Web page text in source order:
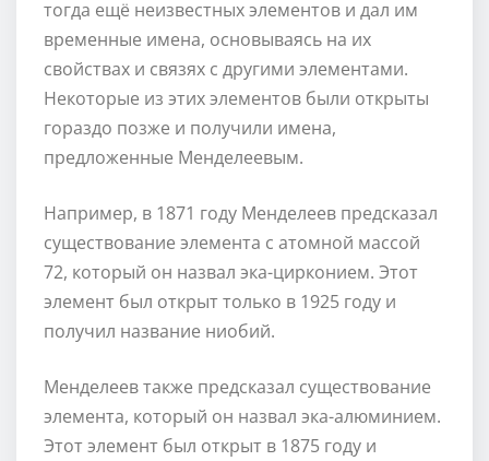
тогда ещё неизвестных элементов и дал им
временные имена, основываясь на их
свойствах и связях с другими элементами.
Некоторые из этих элементов были открыты
гораздо позже и получили имена,
предложенные Менделеевым.
Например, в 1871 году Менделеев предсказал
существование элемента с атомной массой
72, который он назвал эка-цирконием. Этот
элемент был открыт только в 1925 году и
получил название ниобий.
Менделеев также предсказал существование
элемента, который он назвал эка-алюминием.
Этот элемент был открыт в 1875 году и